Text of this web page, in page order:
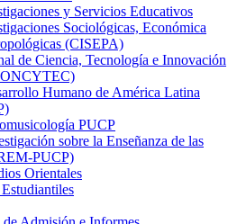
y Servicios Educativos
Sociológicas, Económica
(CISEPA)
de Ciencia, Tecnología e Innovación
Humano de América Latina
PUCP
sobre la Enseñanza de las
PUCP)
Orientales